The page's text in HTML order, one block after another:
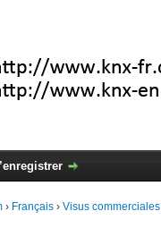
› Français ›Visus commerciales